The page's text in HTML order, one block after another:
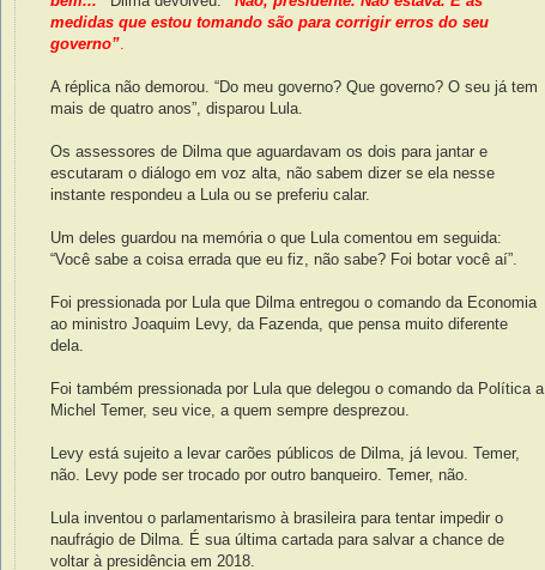
medidas que estou tomando são para corrigir erros do seu
governo”
A réplica não demorou. “Do meu governo? Que governo? O seu já tem
mais de quatro anos”, disparou Lula.
Os assessores de Dilma que aguardavam os dois para jantar e
escutaram o diálogo em voz alta, não sabem dizer se ela nesse
instante respondeu a Lula ou se preferiu calar.
Um deles guardou na memória o que Lula comentou em seguida:
“Você sabe a coisa errada que eu fiz, não sabe? Foi botar você aí”.
Foi pressionada por Lula que Dilma entregou o comando da Economia
ao ministro Joaquim Levy, da Fazenda, que pensa muito diferente
dela.
Foi também pressionada por Lula que delegou o comando da Política a
Michel Temer, seu vice, a quem sempre desprezou.
Levy está sujeito a levar carões públicos de Dilma, já levou. Temer,
não. Levy pode ser trocado por outro banqueiro. Temer, não.
Lula inventou o parlamentarismo à brasileira para tentar impedir o
naufrágio de Dilma. É sua última cartada para salvar a chance de
voltar à presidência em 2018.